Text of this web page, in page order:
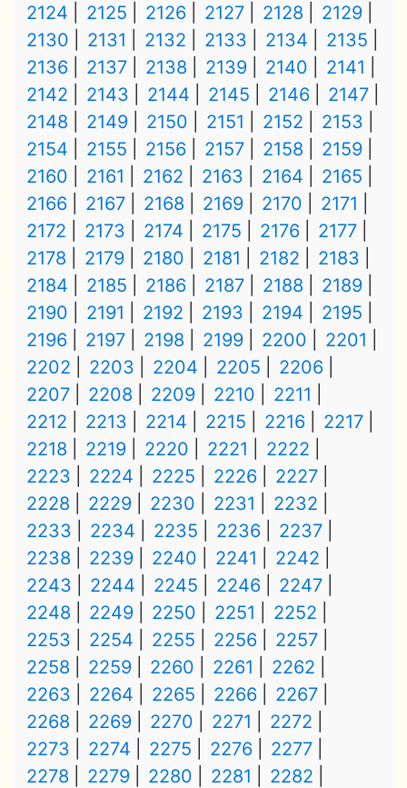
2124 2125 2126 2127 2128
2129
2130
2131 2132 2133 2134
2135
2136
2137 2138 2139 2140
2141
2142
2143 2144 2145 2146
2147
2148
2149 2150 2151 2152
2153
2154
2155 2156 2157 2158
2159
2160
2161 2162 2163 2164
2165
2166
2167 2168 2169 2170
2171
2172
2173 2174 2175 2176
2177
2178
2179 2180 2181 2182
2183
2184
2185 2186 2187 2188
2189
2190
2191 2192 2193 2194
2195
2196
2197 2198 2199 2200
2201
2202
2203 2204 2205
2206
2207
2208 2209 2210
2211
2212
2213 2214 2215 2216
2217
2218
2219 2220 2221
2222
2223
2224 2225 2226
2227
2228
2229 2230 2231
2232
2233
2234 2235 2236
2237
2238
2239 2240 2241
2242
2243
2244 2245 2246
2247
2248
2249 2250 2251
2252
2253
2254 2255 2256
2257
2258
2259 2260 2261
2262
2263
2264 2265 2266
2267
2268
2269 2270 2271
2272
2273
2274 2275 2276
2277
2278
2279 2280 2281
2282